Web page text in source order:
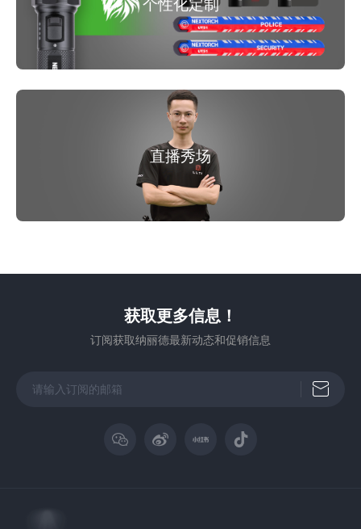
直播秀场
获取更多信息！
订阅获取纳丽德最新动态和促销信息